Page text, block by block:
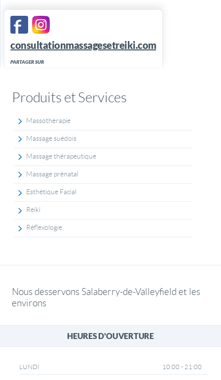
consultationmassagesetreiki.com
PARTAGER SUR
Produits et Services
Massothérapie
Massage suédois
Massage thérapeutique
Massage prénatal
Esthétique Facial
Reiki
Réflexologie
Nous desservons Salaberry-de-Valleyfield et les
environs
HEURES D'OUVERTURE
LUNDI 10:00 - 21:00